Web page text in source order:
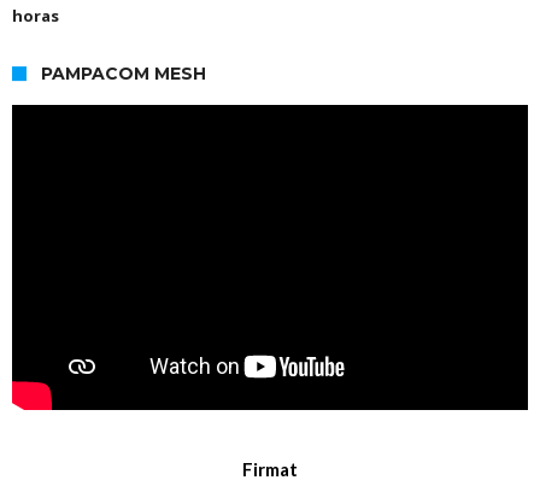
horas
PAMPACOM MESH
Firmat